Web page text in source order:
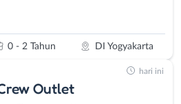
0 - 2 Tahun DI Yogyakarta
Outlet
hari ini